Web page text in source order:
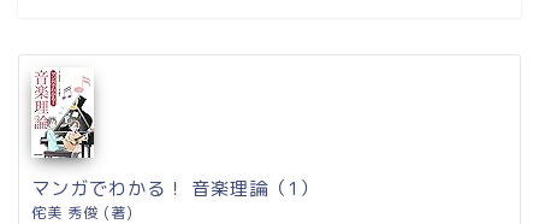
マンガでわかる！ 音楽理論（1）
侘美 秀俊 (著)